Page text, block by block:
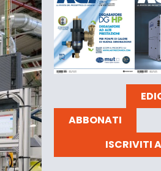
ABBONATI
ISCRIVITI